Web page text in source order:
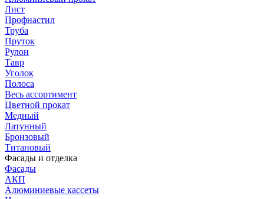
Лист
Профнастил
Труба
Пруток
Рулон
Тавр
Уголок
Полоса
Весь ассортимент
Цветной прокат
Медный
Латунный
Бронзовый
Титановый
Фасады и отделка
Фасады
АКП
Алюминиевые кассеты